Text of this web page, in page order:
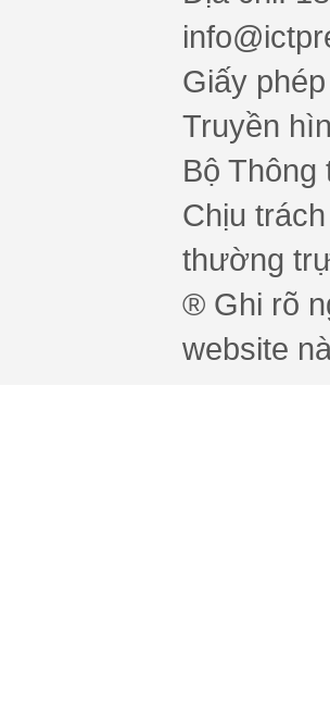
Giấy
Truyền
Bộ Thông
Chịu
thường
® Ghi rõ
website